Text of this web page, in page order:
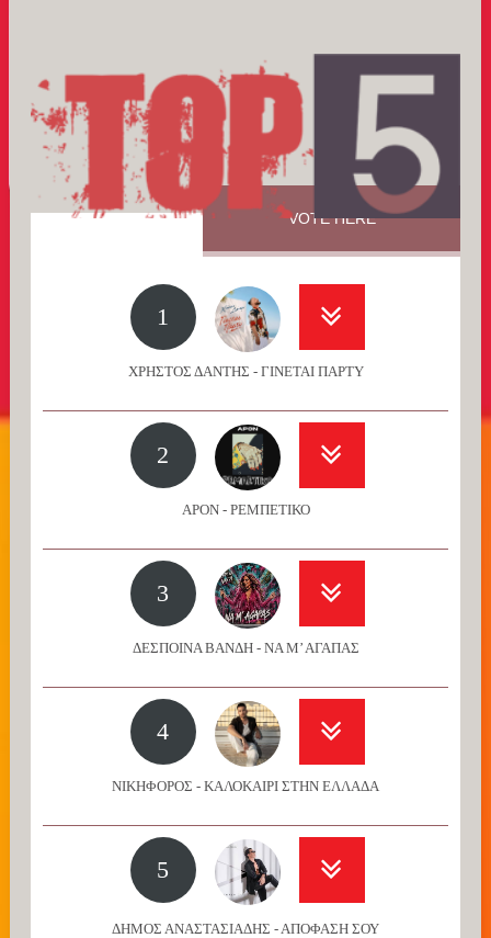
VOTE HERE
1
ΧΡΗΣΤΟΣ ΔΑΝΤΗΣ - ΓΙΝΕΤΑΙ ΠΑΡΤΥ
2
APON - ΡΕΜΠΕΤΙΚΟ
3
ΔΕΣΠΟΙΝΑ ΒΑΝΔΗ - ΝΑ Μ’ ΑΓΑΠΑΣ
4
ΝΙΚΗΦΟΡΟΣ - ΚΑΛΟΚΑΙΡΙ ΣΤΗΝ ΕΛΛΑΔΑ
5
ΔΗΜΟΣ ΑΝΑΣΤΑΣΙΑΔΗΣ - ΑΠΟΦΑΣΗ ΣΟΥ